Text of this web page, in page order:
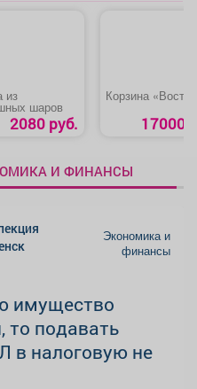
из
шаров
2080 руб.
Корзина
17000
И ФИНАНСЫ
Экономика и
финансы
имущество
то подавать
в налоговую не